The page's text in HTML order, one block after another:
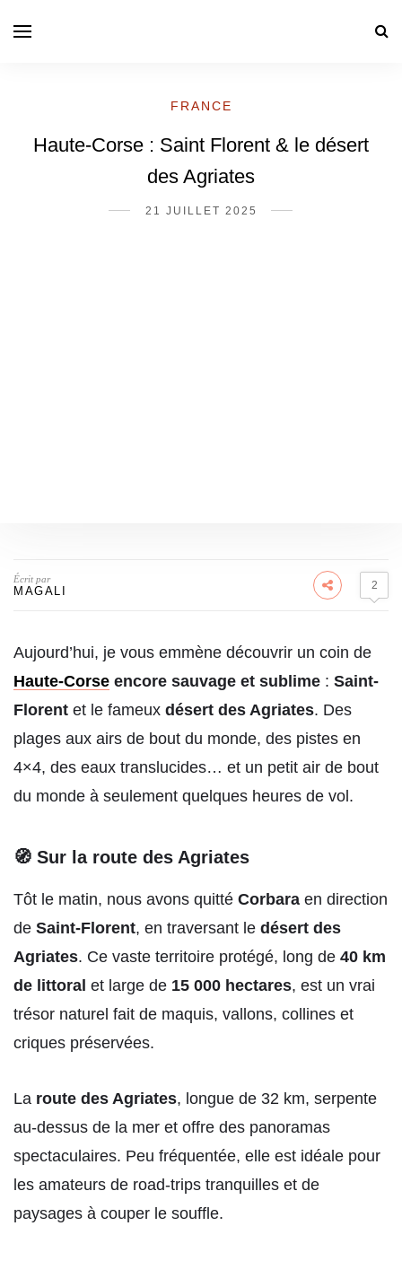
FRANCE
Haute-Corse : Saint Florent & le désert
des Agriates
21 JUILLET 2025
Écrit par
MAGALI 2
Aujourd’hui, je vous emmène découvrir un coin de
Haute-Corse encore sauvage et sublime : Saint-
Florent et le fameux désert des Agriates. Des
plages aux airs de bout du monde, des pistes en
4×4, des eaux translucides… et un petit air de bout
du monde à seulement quelques heures de vol.
🧭 Sur la route des Agriates
Tôt le matin, nous avons quitté Corbara en direction
de Saint-Florent, en traversant le désert des
Agriates. Ce vaste territoire protégé, long de 40 km
de littoral et large de 15 000 hectares, est un vrai
trésor naturel fait de maquis, vallons, collines et
criques préservées.
La route des Agriates, longue de 32 km, serpente
au-dessus de la mer et offre des panoramas
spectaculaires. Peu fréquentée, elle est idéale pour
les amateurs de road-trips tranquilles et de
paysages à couper le souffle.